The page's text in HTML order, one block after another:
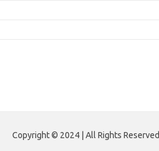
Copyright © 2024 | All Rights Reserved